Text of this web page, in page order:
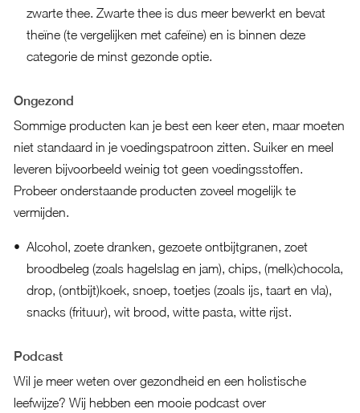
zwarte thee. Zwarte thee is dus meer bewerkt en bevat
theïne (te vergelijken met cafeïne) en is binnen deze
categorie de minst gezonde optie.
Ongezond
Sommige producten kan je best een keer eten, maar moeten
niet standaard in je voedingspatroon zitten. Suiker en meel
leveren bijvoorbeeld weinig tot geen voedingsstoffen.
Probeer onderstaande producten zoveel mogelijk te
vermijden.
Alcohol, zoete dranken, gezoete ontbijtgranen, zoet
broodbeleg (zoals hagelslag en jam), chips, (melk)chocola,
drop, (ontbijt)koek, snoep, toetjes (zoals ijs, taart en vla),
snacks (frituur), wit brood, witte pasta, witte rijst.
Podcast
Wil je meer weten over gezondheid en een holistische
leefwijze? Wij hebben een mooie podcast over